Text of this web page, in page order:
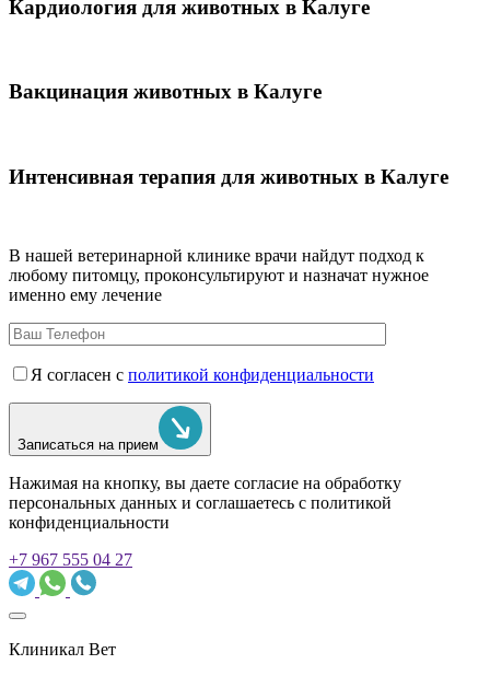
Кардиология для животных в Калуге
Вакцинация животных в Калуге
Интенсивная терапия для животных в Калуге
В нашей ветеринарной клинике врачи найдут подход к
любому питомцу, проконсультируют и назначат нужное
именно ему лечение
Я согласен с политикой конфиденциальности
Записаться на прием
Нажимая на кнопку, вы даете согласие на обработку
персональных данных и соглашаетесь c политикой
конфиденциальности
+7 967 555 04 27
Клиникал Вет